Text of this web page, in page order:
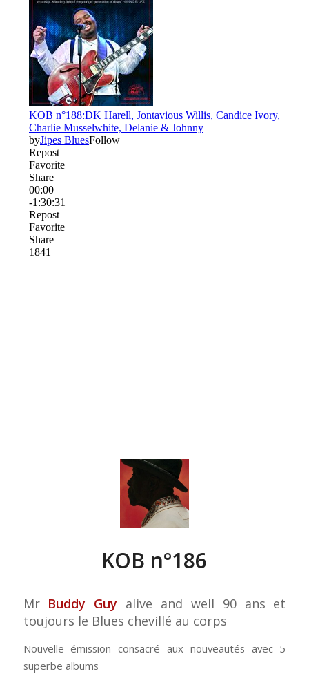
KOB n°186
Mr Buddy Guy alive and well 90 ans et
toujours le Blues chevillé au corps
Nouvelle émission consacré aux nouveautés avec 5
superbe albums